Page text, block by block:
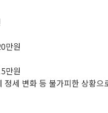
만원
만원
정세 변화 등 불가피한 상황